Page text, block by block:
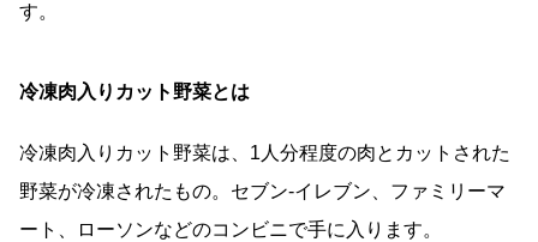
す。
冷凍肉入りカット野菜とは
冷凍肉入りカット野菜は、1人分程度の肉とカットされた
野菜が冷凍されたもの。セブン‐イレブン、ファミリーマ
ート、ローソンなどのコンビニで手に入ります。